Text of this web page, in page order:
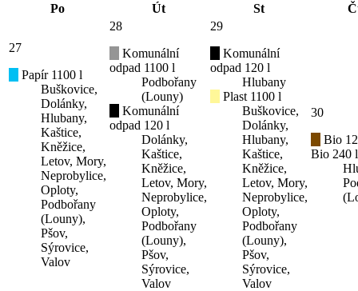
Po
Út St
27
Papír 1100 l
Buškovice,
Dolánky,
Hlubany,
Kaštice,
Kněžice,
Letov, Mory,
Neprobylice,
Oploty,
Podbořany
(Louny),
Pšov,
Sýrovice,
Valov
28
Komunální
odpad 1100 l
Podbořany
(Louny)
Komunální
odpad 120 l
Dolánky,
Kaštice,
Kněžice,
Letov, Mory,
Neprobylice,
Oploty,
Podbořany
(Louny),
Pšov,
Sýrovice,
Valov
29
Komunální
odpad 120 l
Hlubany
Plast 1100 l
Buškovice,
Dolánky,
Hlubany,
Kaštice,
Kněžice,
Letov, Mory,
Neprobylice,
Oploty,
Podbořany
(Louny),
Pšov,
Sýrovice,
Valov
30
Bio
Bio 240 l